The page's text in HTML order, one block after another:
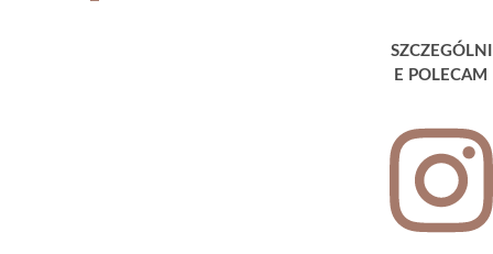
SZCZEGÓLNI
E POLECAM